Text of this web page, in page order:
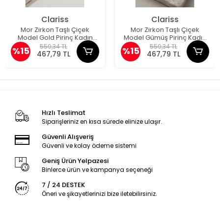
Clariss
Mor Zirkon Taşlı Çiçek
Model Gold Pirinç Kadın
Bileklik
%15 550,34 TL
467,79 TL
Clariss
Mor Zirkon Taşlı Çiçek
Model Gümüş Pirinç Kadın
Bileklik
%15 550,34 TL
467,79 TL
Hızlı Teslimat
Siparişleriniz en kısa sürede elinize ulaşır.
Güvenli Alışveriş
Güvenli ve kolay ödeme sistemi
Geniş Ürün Yelpazesi
Binlerce ürün ve kampanya seçeneği
7 / 24 DESTEK
Öneri ve şikayetlerinizi bize iletebilirsiniz.